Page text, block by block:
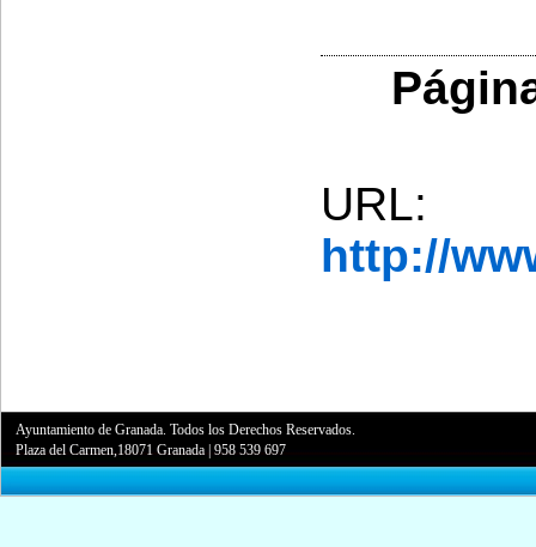
URL:
http://
Ayuntamiento de Granada. Todos los Derechos Reservados.
Plaza del Carmen,18071 Granada |958 539 697